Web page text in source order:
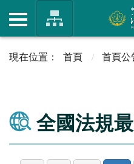
首頁 首頁公
全國法規